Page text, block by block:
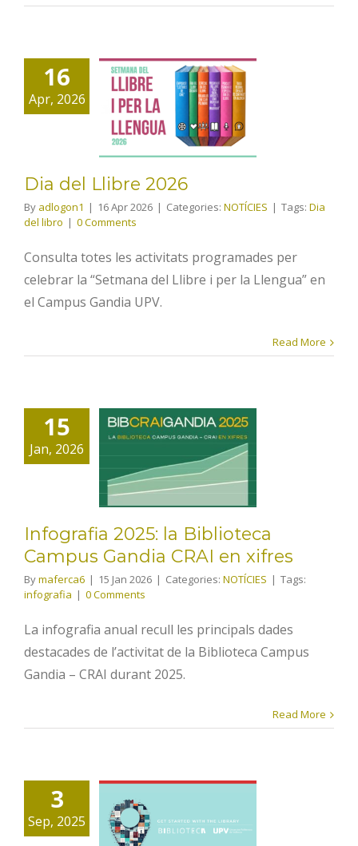
16
Apr, 2026
Dia del
Llibre 2026
Dia del Llibre 2026
By adlogon1 | 16 Apr 2026 | Categories: NOTÍCIES | Tags: Dia
del libro | 0 Comments
Consulta totes les activitats programades per
celebrar la “Setmana del Llibre i per la Llengua” en
el Campus Gandia UPV.
Read More
15
Jan, 2026
2025: la
Biblioteca
Campus
Gandia CRAI
en xifres
Infografia 2025: la Biblioteca
Campus Gandia CRAI en xifres
Bymaferca6 | 15 Jan 2026 | Categories: NOTÍCIES | Tags:
infografia | 0 Comments
La infografia anual recull les principals dades
destacades de l’activitat de la Biblioteca Campus
Gandia – CRAI durant 2025.
Read More
3
Sep, 2025
Benvinguts
a la